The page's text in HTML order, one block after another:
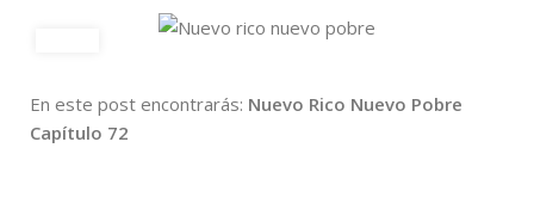
En este post encontrarás: Nuevo Rico Nuevo Pobre
Capítulo 72